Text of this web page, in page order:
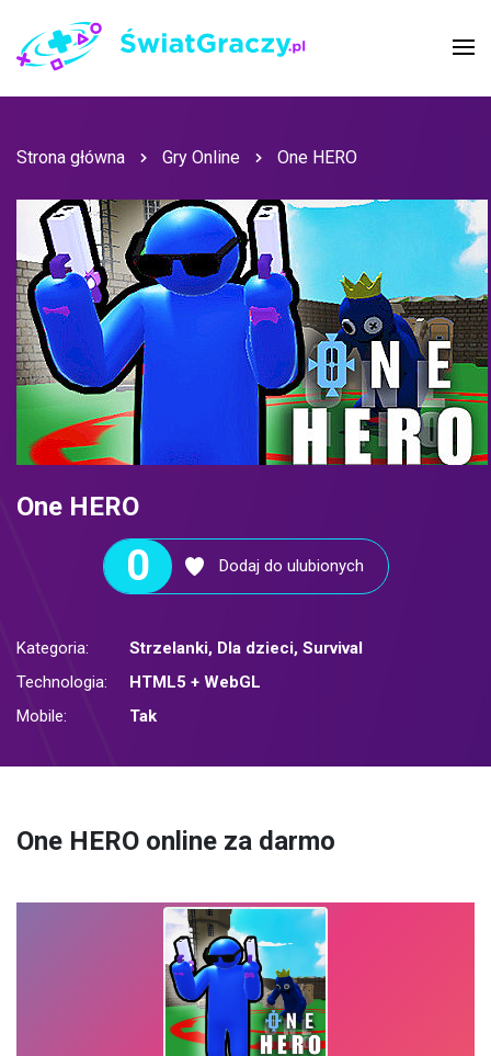
Strona główna Gry Online One HERO
One HERO
0 Dodaj do ulubionych
Kategoria: Strzelanki, Dla dzieci, Survival
Technologia:
HTML5 + WebGL
Mobile:
Tak
One HERO online za darmo